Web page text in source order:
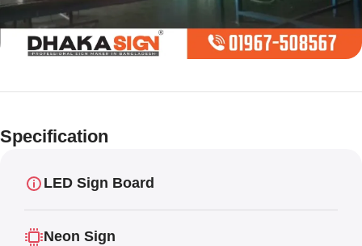
Limited offer
Moving
Specification
LED Sign Board
Neon Sign